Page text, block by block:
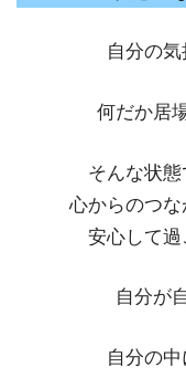
自分の気
何だか居
そんな状
心からのつ
安心して過
自分が
自分の